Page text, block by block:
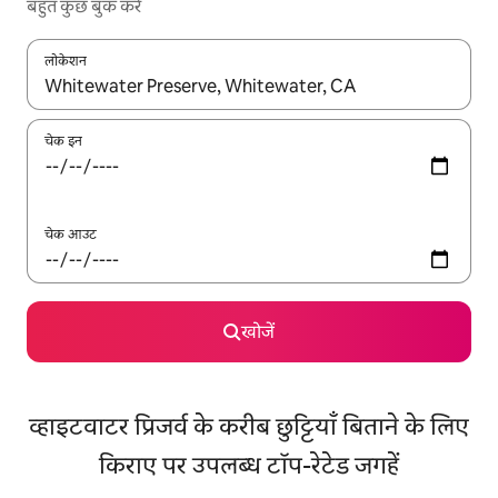
बहुत कुछ बुक करें
लोकेशन
नतीजों के उपलब्ध होने पर, अप और डाउन 'ऐरो की' का इस्तेमाल करके नेविगेट
चेक इन
चेक आउट
खोजें
व्हाइटवाटर प्रिजर्व के करीब छुट्टियाँ बिताने के लिए
किराए पर उपलब्ध टॉप-रेटेड जगहें